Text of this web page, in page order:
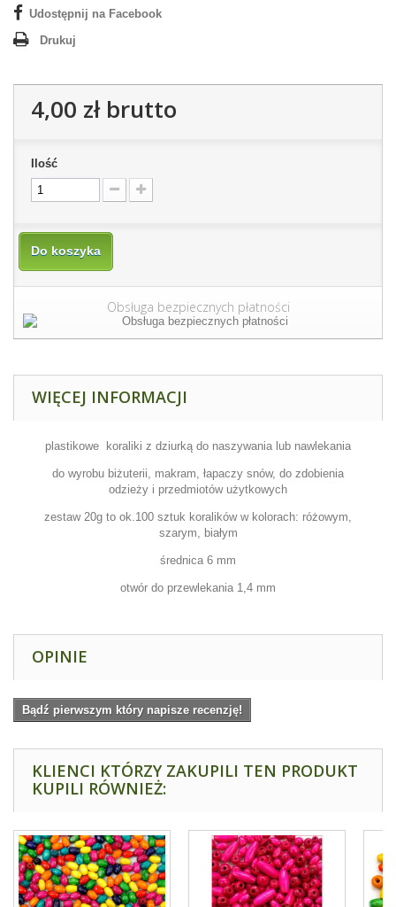
Udostępnij na Facebook
Drukuj
4,00 złbrutto
Ilość
Do koszyka
Obsługa bezpiecznych płatności
WIĘCEJ INFORMACJI
plastikowe koraliki z dziurką do naszywania lub nawlekania
do wyrobu biżuterii, makram, łapaczy snów, do zdobienia
odzieży i przedmiotów użytkowych
zestaw 20g to ok.100 sztuk koralików w kolorach: różowym,
szarym, białym
średnica 6 mm
otwór do przewlekania 1,4 mm
OPINIE
Bądź pierwszym który napisze recenzję!
KLIENCI KTÓRZY ZAKUPILI TEN PRODUKT
KUPILI RÓWNIEŻ: